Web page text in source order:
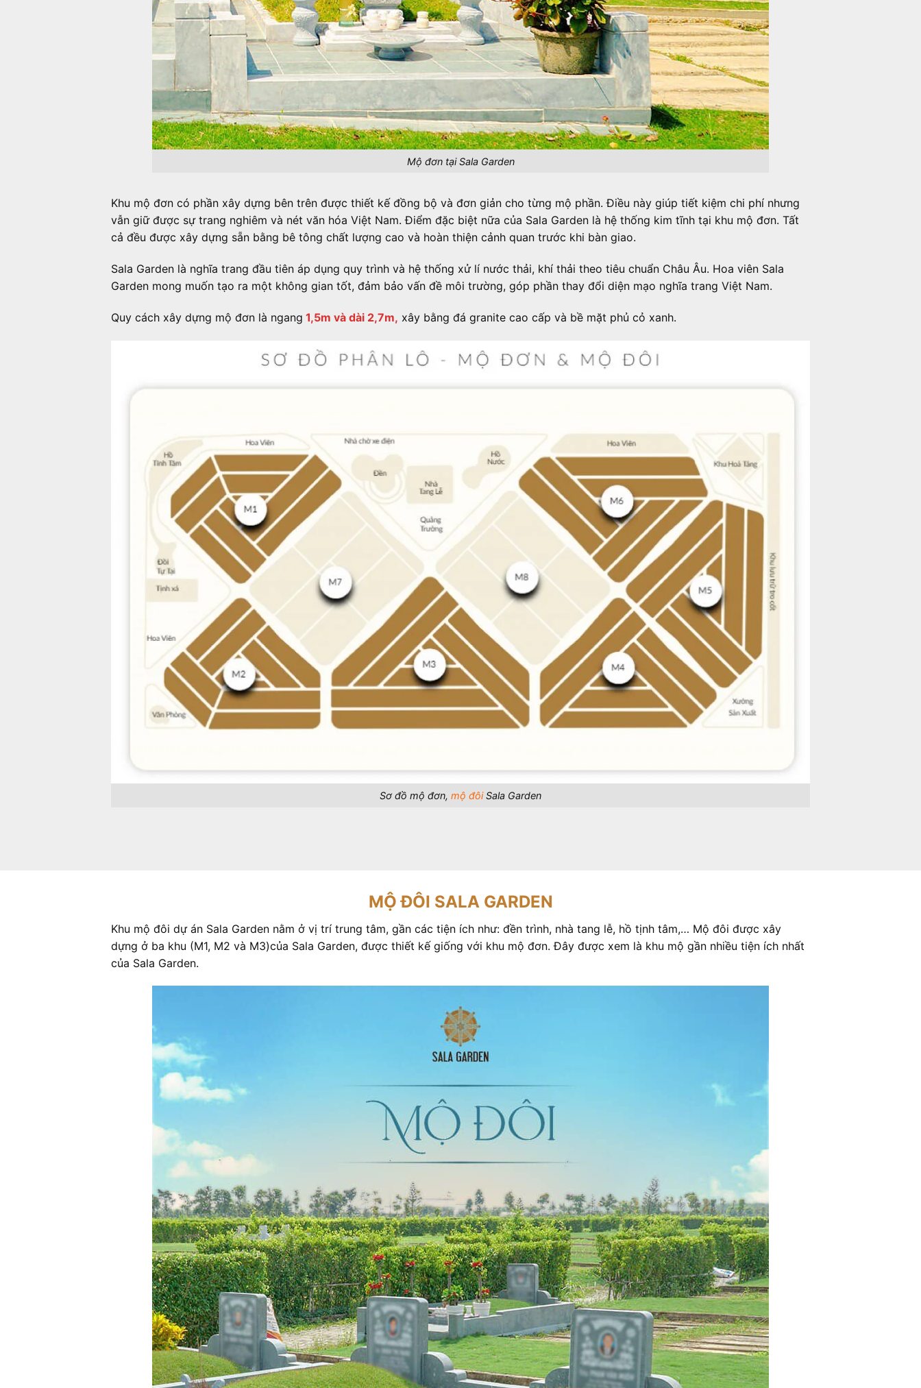
Mộ đơn tại Sala Garden
Khu mộ đơn có phần xây dựng bên trên được thiết kế đồng bộ và đơn giản cho từng mộ phần. Điều này giúp tiết kiệm chi phí nhưng
vẫn giữ được sự trang nghiêm và nét văn hóa Việt Nam. Điểm đặc biệt nữa của Sala Garden là hệ thống kim tĩnh tại khu mộ đơn. Tất
cả đều được xây dựng sẵn bằng bê tông chất lượng cao và hoàn thiện cảnh quan trước khi bàn giao.
Sala Garden là nghĩa trang đầu tiên áp dụng quy trình và hệ thống xử lí nước thải, khí thải theo tiêu chuẩn Châu Âu. Hoa viên Sala
Garden mong muốn tạo ra một không gian tốt, đảm bảo vấn đề môi trường, góp phần thay đổi diện mạo nghĩa trang Việt Nam.
Quy cách xây dựng mộ đơn là ngang 1,5m và dài 2,7m, xây bằng đá granite cao cấp và bề mặt phủ cỏ xanh.
Sơ đồ mộ đơn, mộ đôiSala Garden
MỘ ĐÔI SALA GARDEN
Khu mộ đôi dự án Sala Garden nằm ở vị trí trung tâm, gần các tiện ích như: đền trình, nhà tang lễ, hồ tịnh tâm,… Mộ đôi được xây
dựng ở ba khu (M1, M2 và M3)của Sala Garden, được thiết kế giống với khu mộ đơn. Đây được xem là khu mộ gần nhiều tiện ích nhất
của Sala Garden.